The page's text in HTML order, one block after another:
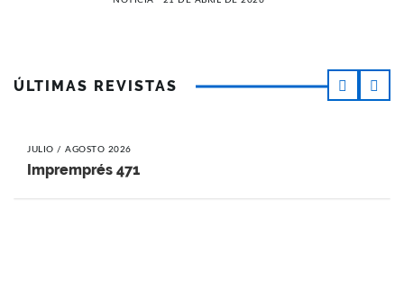
ÚLTIMAS REVISTAS
JULIO / AGOSTO 2026
Impremprés 471